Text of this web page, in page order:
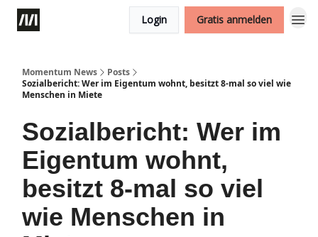
Login Gratis anmelden
Momentum News
Posts
Sozialbericht: Wer im Eigentum wohnt, besitzt 8-mal so viel wie
Menschen in Miete
Sozialbericht: Wer im
Eigentum wohnt,
besitzt 8-mal so viel
wie Menschen in